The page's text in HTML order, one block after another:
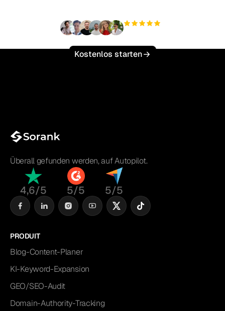
Kostenlos starten
Überall gefunden werden, auf Autopilot.
4,6/5 5/5 5/5
PRODUIT
Blog-Content-Planer
KI-Keyword-Expansion
GEO/SEO-Audit
Domain-Authority-Tracking